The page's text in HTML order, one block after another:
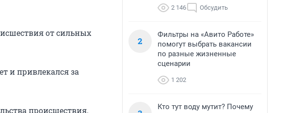
от сильных
и привлекался за
происшествия.
2 146 Обсудить
2
Фильтры на «Авито Работе»
помогут выбрать вакансии
по разные жизненные
сценарии
1 202
Кто тут воду мутит? Почему